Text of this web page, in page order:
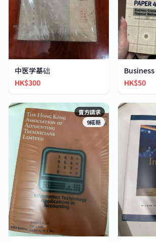
中医学基础
HK$300
HK$50
賣方請求
9成新